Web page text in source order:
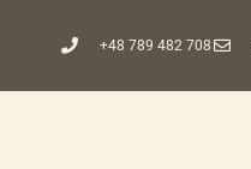
+48 789 482 708